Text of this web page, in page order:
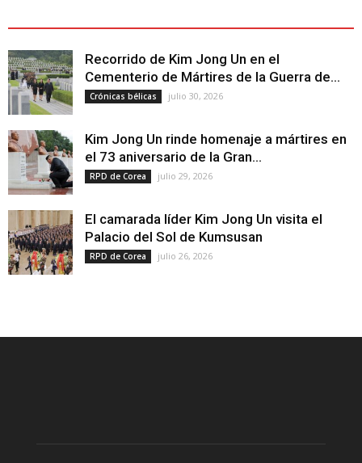
Recorrido de Kim Jong Un en el
Cementerio de Mártires de la Guerra de...
Crónicas bélicas julio 30, 2026
Kim Jong Un rinde homenaje a mártires en
el 73 aniversario de la Gran...
RPD de Corea julio 29, 2026
El camarada líder Kim Jong Un visita el
Palacio del Sol de Kumsusan
RPD de Corea julio 26, 2026